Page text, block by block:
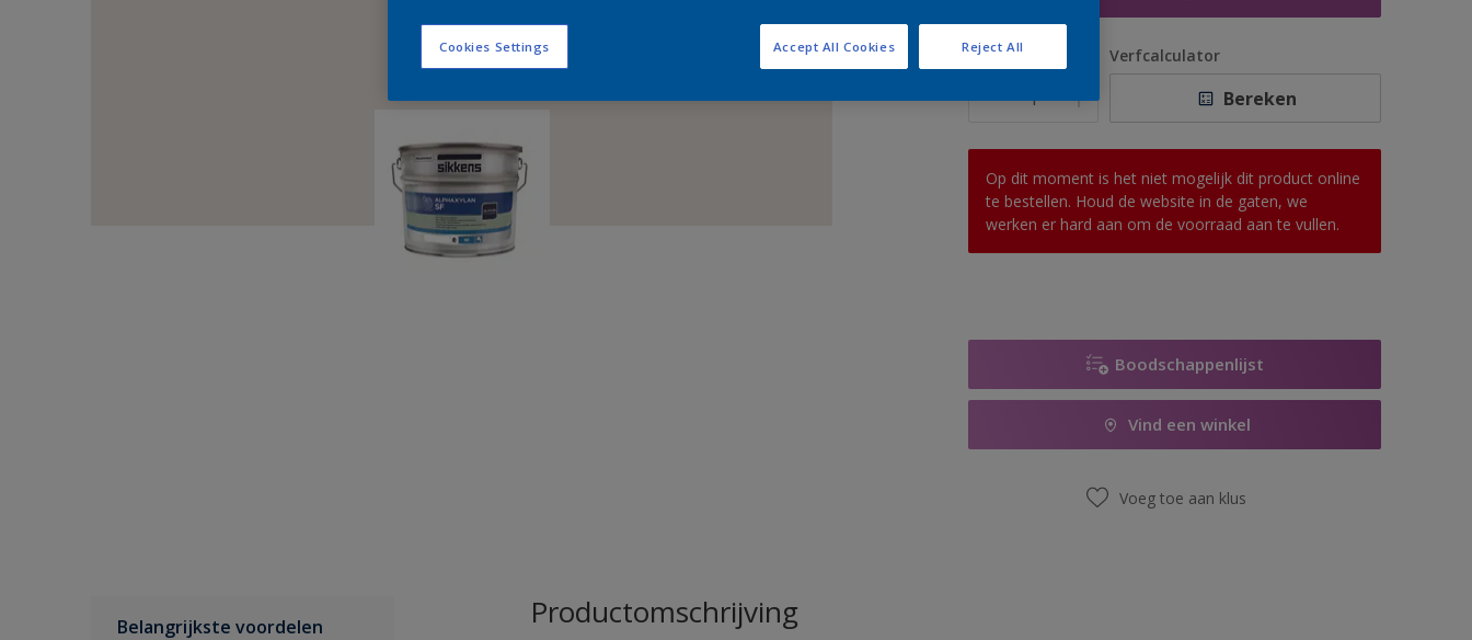
Aantal Verfcalculator
Bereken
Op dit moment is het niet mogelijk dit product online
te bestellen. Houd de website in de gaten, we
werken er hard aan om de voorraad aan te vullen.
Boodschappenlijst
Vind een winkel
Voeg toe aan klus
Belangrijkste voordelen Productomschrijving
Cookies Settings Reject All
Accept All Cookies